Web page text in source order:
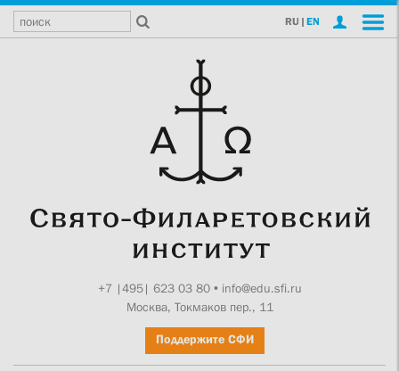
RU | EN
+7 |495| 623 03 80• info@edu.sfi.ru
Москва, Токмаков пер., 11
Поддержите СФИ